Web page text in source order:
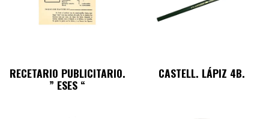
RECETARIO PUBLICITARIO.
” ESES “
CASTELL. LÁPIZ 4B.